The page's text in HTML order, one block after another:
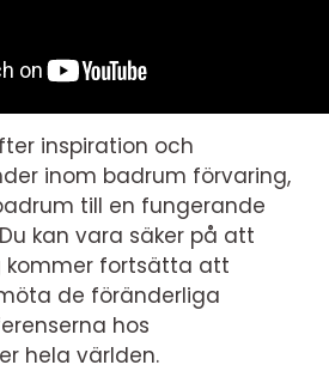
inspiration och
inom badrum förvaring,
till en fungerande
kan vara säker på att
kommer fortsätta att
de föränderliga
hos
hela världen.